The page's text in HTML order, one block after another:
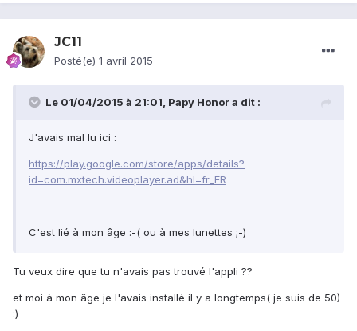
JC11
Posté(e) 1 avril 2015
Le 01/04/2015 à 21:01, Papy Honor a dit :
J'avais mal lu ici :
https://play.google.com/store/apps/details?
id=com.mxtech.videoplayer.ad&hl=fr_FR
C'est lié à mon âge :-( ou à mes lunettes ;-)
Tu veux dire que tu n'avais pas trouvé l'appli ??
et moi à mon âge je l'avais installé il y a longtemps( je suis de 50)
:)